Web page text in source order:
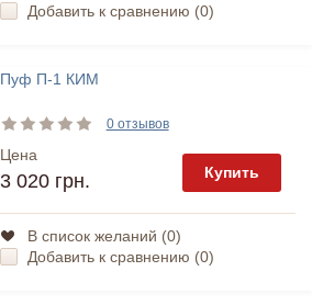
Добавить к сравнению (0)
Пуф П-1 КИМ
0 отзывов
Цена
3 020 грн. Купить
В список желаний (0)
Добавить к сравнению (0)